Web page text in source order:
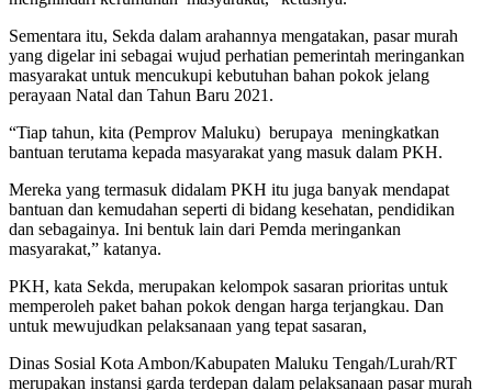
Sementara itu, Sekda dalam arahannya mengatakan, pasar murah
yang digelar ini sebagai wujud perhatian pemerintah meringankan
masyarakat untuk mencukupi kebutuhan bahan pokok jelang
perayaan Natal dan Tahun Baru 2021.
“Tiap tahun, kita (Pemprov Maluku) berupaya meningkatkan
bantuan terutama kepada masyarakat yang masuk dalam PKH.
Mereka yang termasuk didalam PKH itu juga banyak mendapat
bantuan dan kemudahan seperti di bidang kesehatan, pendidikan
dan sebagainya. Ini bentuk lain dari Pemda meringankan
masyarakat,” katanya.
PKH, kata Sekda, merupakan kelompok sasaran prioritas untuk
memperoleh paket bahan pokok dengan harga terjangkau. Dan
untuk mewujudkan pelaksanaan yang tepat sasaran,
Dinas Sosial Kota Ambon/Kabupaten Maluku Tengah/Lurah/RT
merupakan instansi garda terdepan dalam pelaksanaan pasar murah